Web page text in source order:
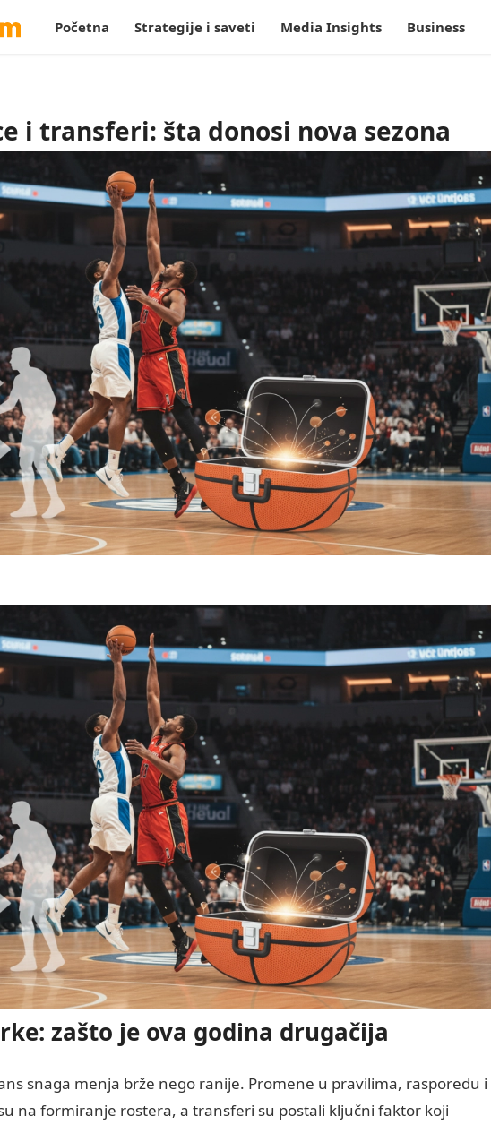
Početna Strategije i saveti Media Insights Business
i transferi: šta donosi nova sezona
zašto je ova godina drugačija
snaga menja brže nego ranije. Promene u pravilima, rasporedu i
na formiranje rostera, a transferi su postali ključni faktor koji